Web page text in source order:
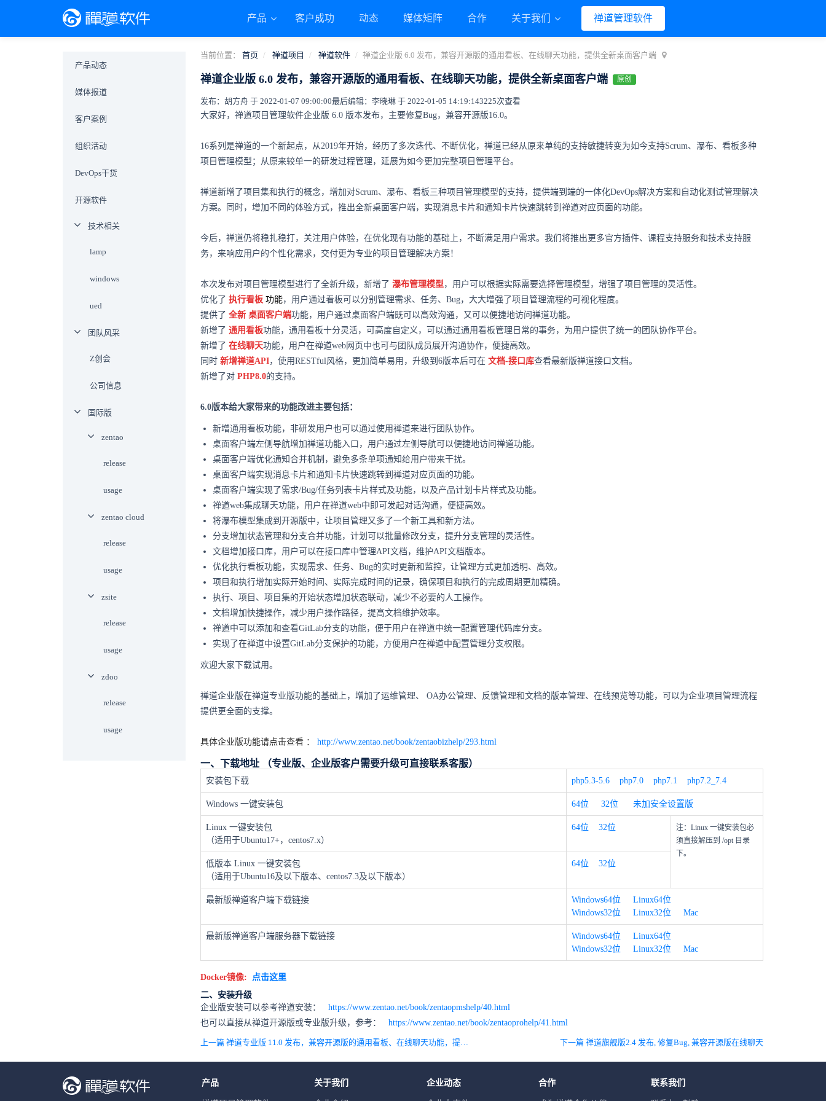
产品 客户成功 动态 媒体矩阵 合作 关于我们 禅道管理软件
当前位置： 首页 禅道项目 禅道软件 禅道企业版 6.0 发布，兼容开源版的通用看板、在线聊天功能，提供全新桌面客户端
禅道企业版 6.0 发布，兼容开源版的通用看板、在线聊天功能，提供全新桌面客户端 原创
发布：胡方舟 于 2022-01-07 09:00:00最后编辑：李晓琳 于 2022-01-05 14:19:143225次查看
大家好，禅道项目管理软件企业版 6.0 版本发布，主要修复Bug，兼容开源版16.0。
16系列是禅道的一个新起点，从2019年开始，经历了多次迭代、不断优化，禅道已经从原来单纯的支持敏捷转变为如今支持Scrum、瀑布、看板多种
项目管理模型；从原来较单一的研发过程管理，延展为如今更加完整项目管理平台。
禅道新增了项目集和执行的概念，增加对Scrum、瀑布、看板三种项目管理模型的支持，提供端到端的一体化DevOps解决方案和自动化测试管理解决
方案。同时，增加不同的体验方式，推出全新桌面客户端，实现消息卡片和通知卡片快速跳转到禅道对应页面的功能。
今后，禅道仍将稳扎稳打，关注用户体验，在优化现有功能的基础上，不断满足用户需求。我们将推出更多官方插件、课程支持服务和技术支持服
务，来响应用户的个性化需求，交付更为专业的项目管理解决方案！
本次发布对项目管理模型进行了全新升级，新增了 瀑布管理模型，用户可以根据实际需要选择管理模型，增强了项目管理的灵活性。
优化了 执行看板 功能，用户通过看板可以分别管理需求、任务、Bug，大大增强了项目管理流程的可视化程度。
提供了 全新 桌面客户端功能，用户通过桌面客户端既可以高效沟通，又可以便捷地访问禅道功能。
新增了 通用看板功能，通用看板十分灵活，可高度自定义，可以通过通用看板管理日常的事务，为用户提供了统一的团队协作平台。
新增了 在线聊天功能，用户在禅道web网页中也可与团队成员展开沟通协作，便捷高效。
同时 新增禅道API，使用RESTful风格，更加简单易用，升级到6版本后可在 文档-接口库查看最新版禅道接口文档。
新增了对 PHP8.0的支持。
6.0版本给大家带来的功能改进主要包括：
新增通用看板功能，非研发用户也可以通过使用禅道来进行团队协作。
桌面客户端左侧导航增加禅道功能入口，用户通过左侧导航可以便捷地访问禅道功能。
桌面客户端优化通知合并机制，避免多条单项通知给用户带来干扰。
桌面客户端实现消息卡片和通知卡片快速跳转到禅道对应页面的功能。
桌面客户端实现了需求/Bug/任务列表卡片样式及功能，以及产品计划卡片样式及功能。
禅道web集成聊天功能，用户在禅道web中即可发起对话沟通，便捷高效。
将瀑布模型集成到开源版中，让项目管理又多了一个新工具和新方法。
分支增加状态管理和分支合并功能，计划可以批量修改分支，提升分支管理的灵活性。
文档增加接口库，用户可以在接口库中管理API文档，维护API文档版本。
优化执行看板功能，实现需求、任务、Bug的实时更新和监控，让管理方式更加透明、高效。
项目和执行增加实际开始时间、实际完成时间的记录，确保项目和执行的完成周期更加精确。
执行、项目、项目集的开始状态增加状态联动，减少不必要的人工操作。
文档增加快捷操作，减少用户操作路径，提高文档维护效率。
禅道中可以添加和查看GitLab分支的功能，便于用户在禅道中统一配置管理代码库分支。
实现了在禅道中设置GitLab分支保护的功能，方便用户在禅道中配置管理分支权限。
欢迎大家下载试用。
禅道企业版在禅道专业版功能的基础上，增加了运维管理、 OA办公管理、反馈管理和文档的版本管理、在线预览等功能，可以为企业项目管理流程
提供更全面的支撑。
具体企业版功能请点击查看 ： http://www.zentao.net/book/zentaobizhelp/293.html
一、下载地址 （专业版、企业版客户需要升级可直接联系客服）
安装包下载 php5.3-5.6 php7.0 php7.1 php7.2_7.4
Windows 一键安装包 64位 32位 未加安全设置版
Linux 一键安装包
（适用于Ubuntu17+，centos7.x）
64位 32位
注：Linux 一键安装包必
须直接解压到 /opt 目录
下。
低版本 Linux 一键安装包
（适用于Ubuntu16及以下版本、centos7.3及以下版本）
64位 32位
最新版禅道客户端下载链接 Windows64位
Linux64位
Windows32位
Linux32位 Mac
最新版禅道客户端服务器下载链接 Windows64位
Linux64位
Windows32位
Linux32位 Mac
Docker镜像:
点击这里
二、安装升级
企业版安装可以参考禅道安装：
https://www.zentao.net/book/zentaopmshelp/40.html
也可以直接从禅道开源版或专业版升级，参考：
https://www.zentao.net/book/zentaoprohelp/41.html
上一篇 禅道专业版 11.0 发布，兼容开源版的通用看板、在线聊天功能，提供全新桌面客户端 下一篇 禅道旗舰版2.4 发布, 修复Bug, 兼容开源版在线聊天
产品动态
媒体报道
客户案例
组织活动
DevOps干货
开源软件
技术相关
lamp
windows
ued
团队风采
Z创会
公司信息
国际版
zentao
release
usage
zentao cloud
release
usage
zsite
release
usage
zdoo
release
usage
产品 关于我们 企业动态 合作 联系我们